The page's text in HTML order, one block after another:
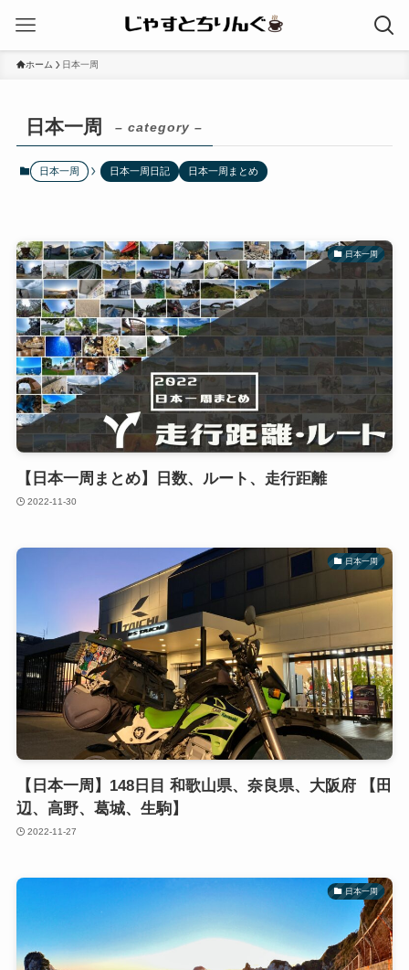
ホーム 日本一周
日本一周 – category –
日本一周 日本一周日記 日本一周まとめ
日本一周
【日本一周まとめ】日数、ルート、走行距離
2022-11-30
日本一周
【日本一周】148日目 和歌山県、奈良県、大阪府 【田
辺、高野、葛城、生駒】
2022-11-27
日本一周